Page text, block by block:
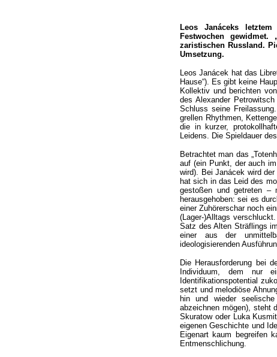
Leos Janáceks
Festwochen
zaristischen Russland.
Umsetzung.
Leos Janácek hat das
Hause“). Es gibt keine
Kollektiv und berichten
des Alexander
Schluss seine
grellen Rhythmen,
die in kurzer,
Leidens. Die Spieldauer
Betrachtet man das
auf (ein Punkt, der auch
wird). Bei Janácek wird
hat sich in das Leid des
gestoßen und getreten –
herausgehoben: sei es
einer Zuhörerschar noch
(Lager-)Alltags
Satz des Alten Sträflings
einer aus der
ideologisierenden
Die Herausforderung bei
Individuum, dem nur
Identifikationspotential
setzt und melodiöse
hin und wieder
abzeichnen mögen), steht
Skuratow oder Luka
eigenen Geschichte und
Eigenart kaum begreifen
Entmenschlichung.